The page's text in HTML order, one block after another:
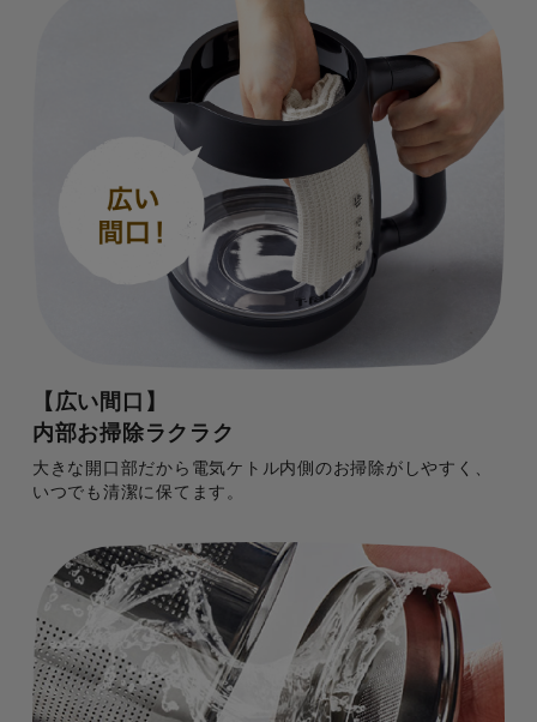
【広い間口】
内部お掃除ラクラク
大きな開口部だから電気ケトル内側のお掃除がしやすく、
いつでも清潔に保てます。